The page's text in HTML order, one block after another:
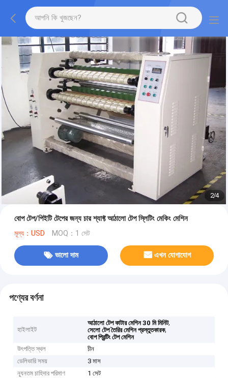
2/4
বোপ টেপ/পিইটি টেপের জন্য চার শ্যাফ্ট আঠালো টেপ স্লিটিং মেকিং মেশিন
মূল্য：USD MOQ：1 সেট
ভালো দাম এখন যোগাযোগ
পণ্যের বর্ণনা
হাইলাইট
আঠালো টেপ কাটার মেশিন 30 মি মিনিট,
সেলো টেপ তৈরির মেশিন প্রস্তুতকারক,
বোপ প্রিন্টিং টেপ মেশিন
উৎপত্তি স্থল
চীন
ডেলিভারি সময়
3 মাস
ন্যূনতম চাহিদার পরিমাণ
1 সেট